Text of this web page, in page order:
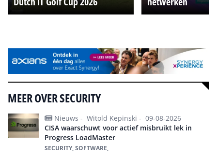
MEER OVER SECURITY
Nieuws - Witold Kepinski - 09-08-2026
CISA waarschuwt voor actief misbruikt lek in
Progress LoadMaster
SECURITY, SOFTWARE,